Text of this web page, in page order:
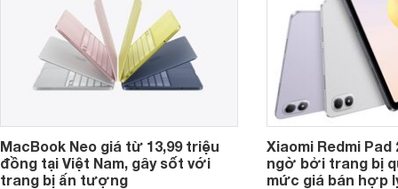
MacBook Neo giá từ 13,99 triệu
đồng tại Việt Nam, gây sốt với
trang bị ấn tượng
Xiaomi Redmi Pad
ngờ bởi trang bị
mức giá bán hợp